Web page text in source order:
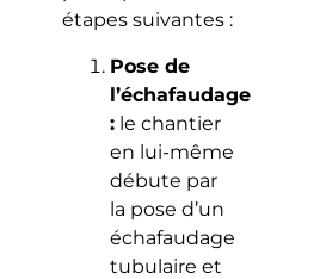
étapes suivantes :
Pose de
l’échafaudage
:le chantier
en lui-même
débute par
la pose d’un
échafaudage
tubulaire et